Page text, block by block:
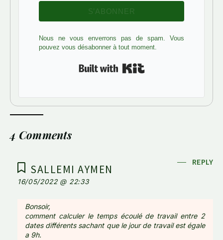
S’ABONNER
Nous ne vous enverrons pas de spam. Vous
pouvez vous désabonner à tout moment.
Built with Kit
4 Comments
SALLEMI AYMEN
16/05/2022 @ 22:33
Bonsoir,
comment calculer le temps écoulé de travail entre 2
dates différents sachant que le jour de travail est égale
a 9h.
REPLY